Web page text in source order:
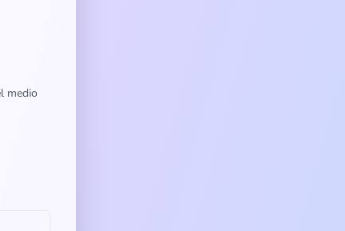
medio